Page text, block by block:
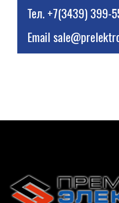
Тел.+7(3439) 399-
Email